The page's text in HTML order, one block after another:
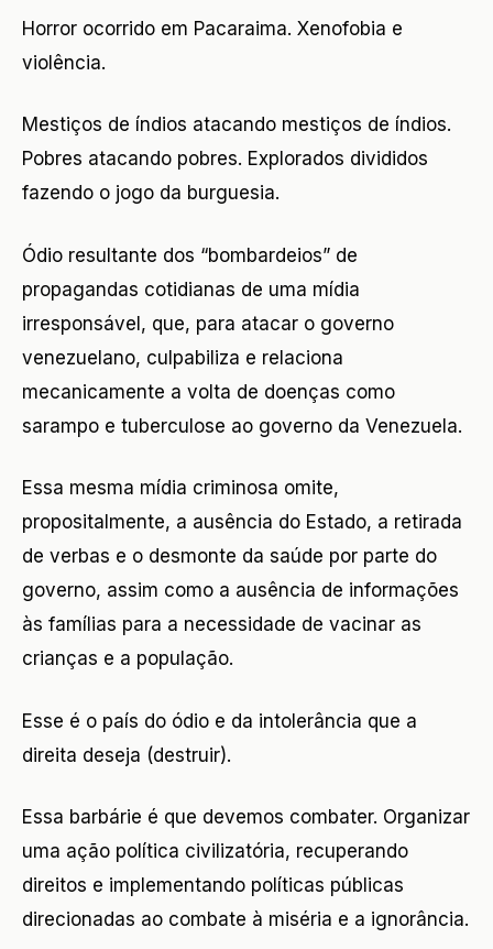
Horror ocorrido em Pacaraima. Xenofobia e
violência.
Mestiços de índios atacando mestiços de índios.
Pobres atacando pobres. Explorados divididos
fazendo o jogo da burguesia.
Ódio resultante dos “bombardeios” de
propagandas cotidianas de uma mídia
irresponsável, que, para atacar o governo
venezuelano, culpabiliza e relaciona
mecanicamente a volta de doenças como
sarampo e tuberculose ao governo da Venezuela.
Essa mesma mídia criminosa omite,
propositalmente, a ausência do Estado, a retirada
de verbas e o desmonte da saúde por parte do
governo, assim como a ausência de informações
às famílias para a necessidade de vacinar as
crianças e a população.
Esse é o país do ódio e da intolerância que a
direita deseja (destruir).
Essa barbárie é que devemos combater. Organizar
uma ação política civilizatória, recuperando
direitos e implementando políticas públicas
direcionadas ao combate à miséria e a ignorância.